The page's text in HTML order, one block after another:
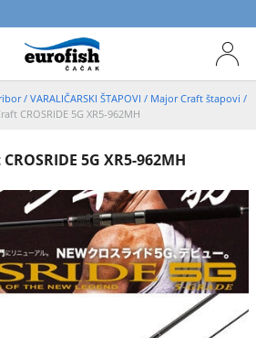
/ VARALIČARSKI ŠTAPOVI / Major Craft štapovi /
CROSRIDE 5G XR5-962MH
5G XR5-962MH